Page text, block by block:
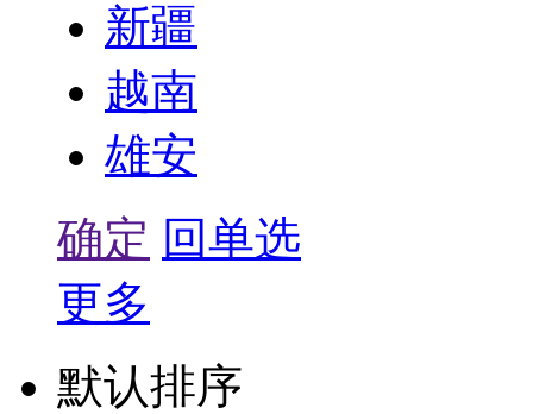
新疆
越南
雄安
确定 回单选
更多
默认排序